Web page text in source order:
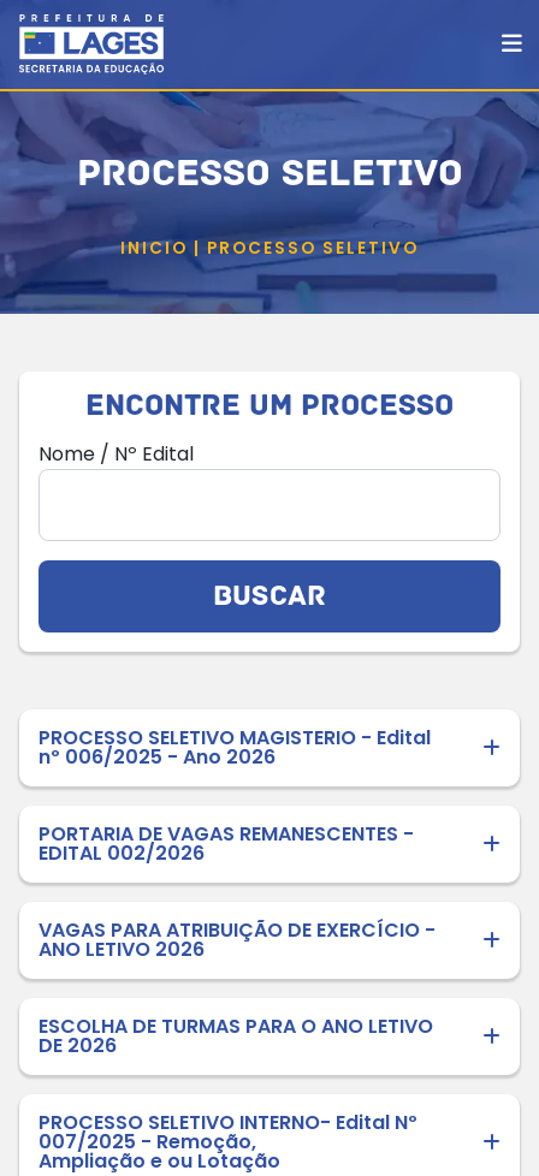
INICIO | PROCESSO SELETIVO
PROCESSO SELETIVO
Encontre um Processo
Nome / Nº Edital
BUSCAR
PROCESSO SELETIVO MAGISTERIO - Edital
nº 006/2025 - Ano 2026
PORTARIA DE VAGAS REMANESCENTES -
EDITAL 002/2026
VAGAS PARA ATRIBUIÇÃO DE EXERCÍCIO -
ANO LETIVO 2026
ESCOLHA DE TURMAS PARA O ANO LETIVO
DE 2026
PROCESSO SELETIVO INTERNO- Edital Nº
007/2025 - Remoção,
Ampliação e ou Lotação